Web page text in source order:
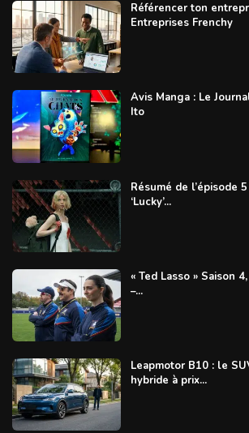
Référencer ton
Entreprises Frenchy
Avis Manga : Le
Ito
Résumé de l’épisode
‘Lucky’...
« Ted Lasso » Saison
–...
Leapmotor B10 : le
hybride à prix...